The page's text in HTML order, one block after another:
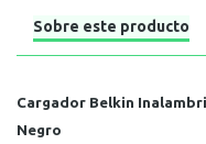
Sobre este producto
Cargador Belkin
Negro